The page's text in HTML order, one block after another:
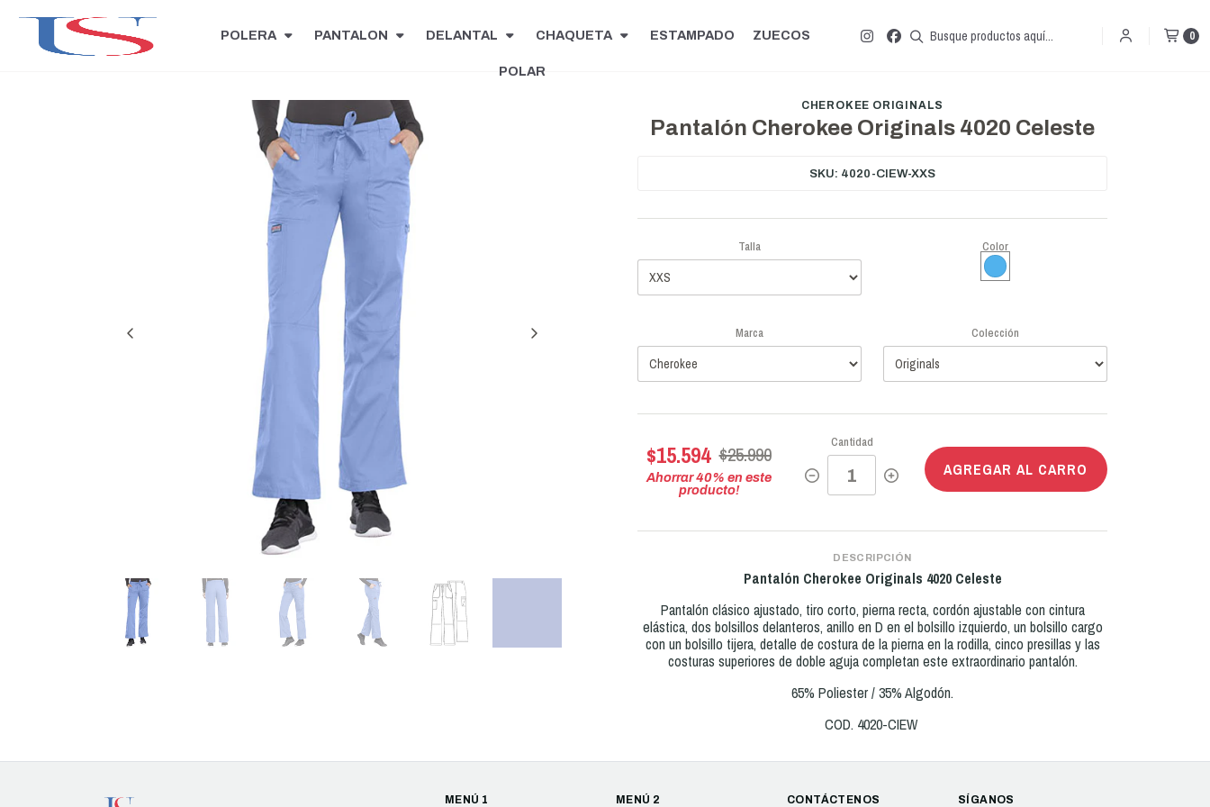
POLERA PANTALON DELANTAL CHAQUETA ESTAMPADO ZUECOS
POLAR
0
CHEROKEE ORIGINALS
Pantalón Cherokee Originals 4020 Celeste
SKU: 4020-CIEW-XXS
Talla Color
Marca Colección
$15.594 $25.990
Ahorrar40% en este
producto!
Cantidad
AGREGAR AL CARRO
DESCRIPCIÓN
Pantalón Cherokee Originals 4020 Celeste
Pantalón clásico ajustado, tiro corto, pierna recta, cordón ajustable con cintura
elástica, dos bolsillos delanteros, anillo en D en el bolsillo izquierdo, un bolsillo cargo
con un bolsillo tijera, detalle de costura de la pierna en la rodilla, cinco presillas y las
costuras superiores de doble aguja completan este extraordinario pantalón.
65% Poliester / 35% Algodón.
COD. 4020-CIEW
MENÚ 1 MENÚ 2 CONTÁCTENOS SÍGANOS